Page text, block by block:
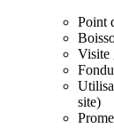
Point
Visite
site)